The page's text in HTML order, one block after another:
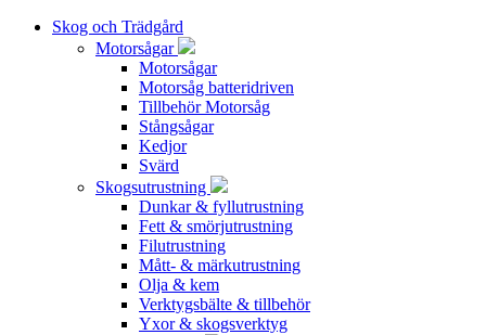
Skog och Trädgård
Motorsågar
Motorsågar
Motorsåg batteridriven
Tillbehör Motorsåg
Stångsågar
Kedjor
Svärd
Skogsutrustning
Dunkar & fyllutrustning
Fett & smörjutrustning
Filutrustning
Mått- & märkutrustning
Olja & kem
Verktygsbälte & tillbehör
Yxor & skogsverktyg